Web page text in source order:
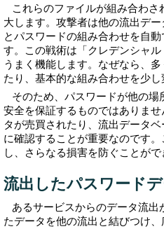
これらのファイルが組み合わ
大します。攻撃者は他の流出デ
とパスワードの組み合わせを自
す。この戦術は「クレデンシャル
うまく機能します。なぜなら、
たり、基本的な組み合わせを少し
そのため、パスワードが他の場
安全を保証するものではありま
タが売買されたり、流出データ
に確認することが重要なのです
し、さらなる損害を防ぐことがで
流出したパスワード
あるサービスからのデータ流出
たデータを他の流出と結びつけ